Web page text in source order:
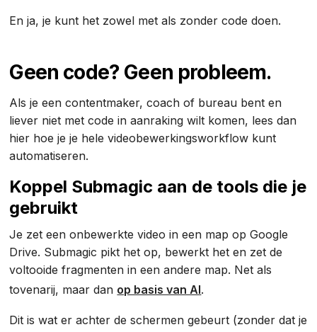
En ja, je kunt het zowel met als zonder code doen.
Geen code? Geen probleem.
Als je een contentmaker, coach of bureau bent en
liever niet met code in aanraking wilt komen, lees dan
hier hoe je je hele videobewerkingsworkflow kunt
automatiseren.
Koppel Submagic aan de tools die je
gebruikt
Je zet een onbewerkte video in een map op Google
Drive. Submagic pikt het op, bewerkt het en zet de
voltooide fragmenten in een andere map. Net als
tovenarij, maar dan op basis van AI.
Dit is wat er achter de schermen gebeurt (zonder dat je